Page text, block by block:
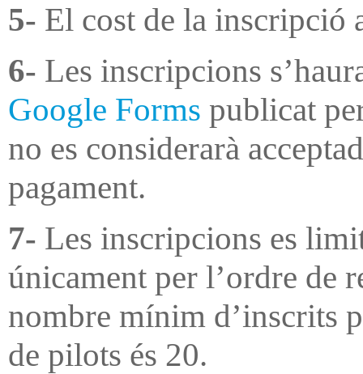
5- El cost de la inscripció
6- Les inscripcions
Google Forms publicat
no es considerarà
pagament.
7- Les inscripcions es
únicament per l’ordre de
nombre mínim d’inscrits
de pilots és 20.